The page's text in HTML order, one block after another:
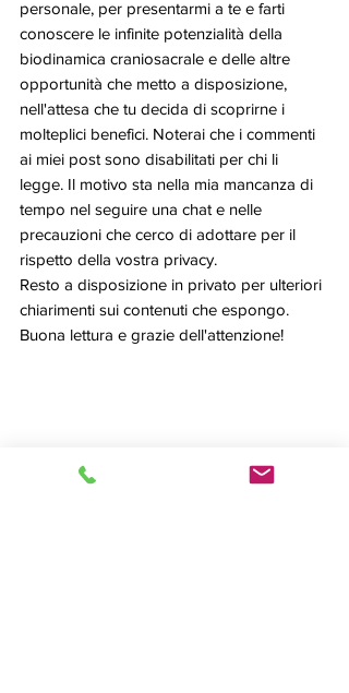
personale, per presentarmi a te e farti
conoscere le infinite potenzialità della
biodinamica craniosacrale e delle altre
opportunità che metto a disposizione,
nell'attesa che tu decida di scoprirne i
molteplici benefici. Noterai che i commenti
ai miei post sono disabilitati per chi li
legge. Il motivo sta nella mia mancanza di
tempo nel seguire una chat e nelle
precauzioni che cerco di adottare per il
rispetto della vostra privacy.
Resto a disposizione in privato per ulteriori
chiarimenti sui contenuti che espongo.
Buona lettura e grazie dell'attenzione!